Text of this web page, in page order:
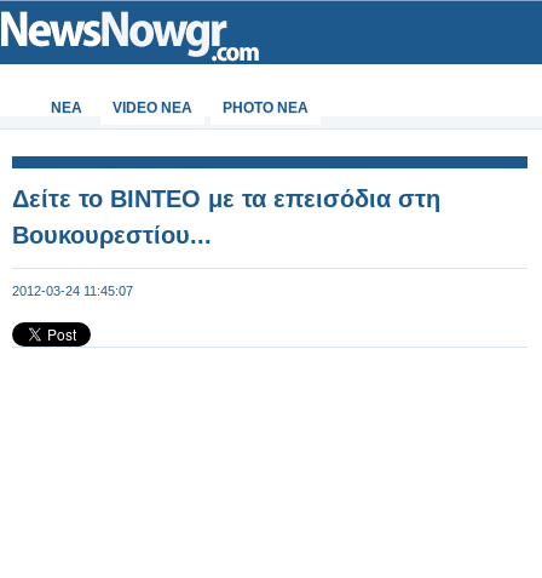
ΝΕΑ VIDEO NEA PHOTO NEA
Δείτε το ΒΙΝΤΕΟ με τα επεισόδια στη
Βουκουρεστίου...
2012-03-24 11:45:07